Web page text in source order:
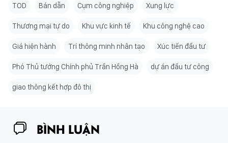
TOD Bán dẫn Cụm công nghiệp Xung lực
Thương mại tự do Khu vực kinh tế Khu công nghệ cao
Giá hiện hành Trí thông minh nhân tạo Xúc tiến đầu tư
Phó Thủ tướng Chính phủ Trần Hồng Hà dự án đầu tư công
giao thông kết hợp đô thị
BÌNH LUẬN